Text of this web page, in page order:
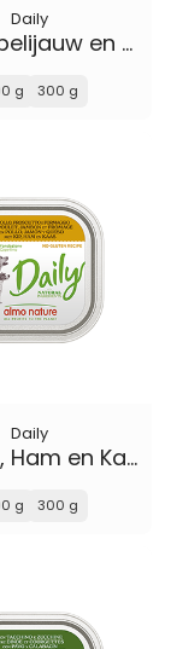
Daily
met Kabelijauw en Groene Bonen
g 300 g
Daily
met Kip, Ham en Kaas
g 300 g